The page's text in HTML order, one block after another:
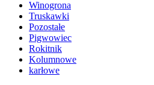
Winogrona
Truskawki
Pozostałe
Pigwowiec
Rokitnik
Kolumnowe
karłowe